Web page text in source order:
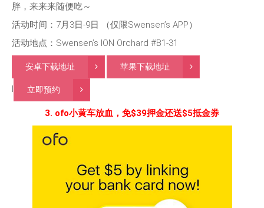
胖，来来来随便吃～
活动时间：7月3日-9日 （仅限Swensen’s APP）
活动地点：Swensen’s ION Orchard #B1-31
安卓下载地址 苹果下载地址
l 立即预约
3. ofo小黄车放血，免$39押金还送$5抵金券